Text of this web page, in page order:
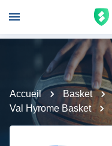
Accueil Basket
Val Hyrome Basket